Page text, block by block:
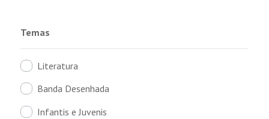
Temas
Literatura
Banda Desenhada
Infantis e Juvenis